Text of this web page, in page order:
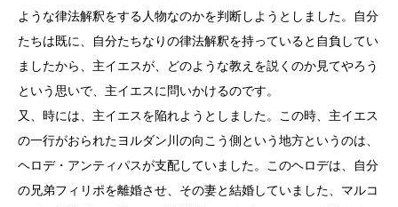
ような律法解釈をする人物なのかを判断しようとしました。自分
たちは既に、自分たちなりの律法解釈を持っていると自負してい
ましたから、主イエスが、どのような教えを説くのか見てやろう
という思いで、主イエスに問いかけるのです。
又、時には、主イエスを陥れようとしました。この時、主イエス
の一行がおられたヨルダン川の向こう側という地方というのは、
ヘロデ・アンティパスが支配していました。このヘロデは、自分
の兄弟フィリポを離婚させ、その妻と結婚していました、マルコ